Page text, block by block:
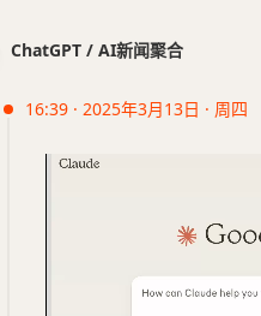
ChatGPT / AI新闻聚合
16:39 · 2025年3月13日 · 周四